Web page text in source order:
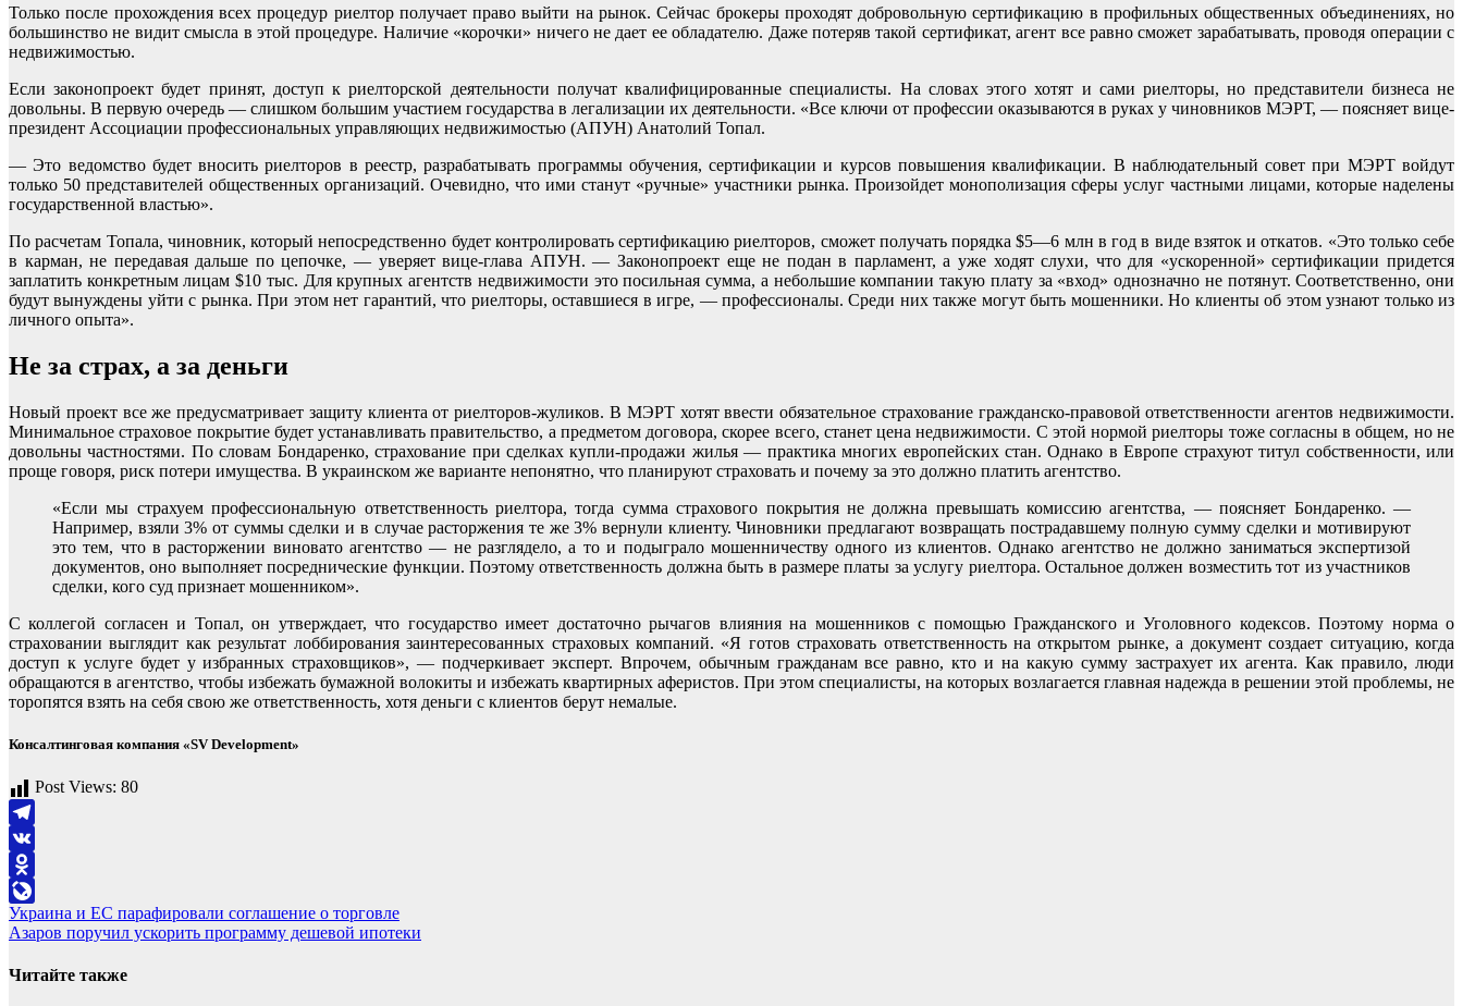
Только после прохождения всех процедур риелтор получает право выйти на рынок. Сейчас брокеры проходят добровольную сертификацию в профильных общественных объединениях, но
большинство не видит смысла в этой процедуре. Наличие «корочки» ничего не дает ее обладателю. Даже потеряв такой сертификат, агент все равно сможет зарабатывать, проводя операции с
недвижимостью.
Если законопроект будет принят, доступ к риелторской деятельности получат квалифицированные специалисты. На словах этого хотят и сами риелторы, но представители бизнеса не
довольны. В первую очередь — слишком большим участием государства в легализации их деятельности. «Все ключи от профессии оказываются в руках у чиновников МЭРТ, — поясняет вице-
президент Ассоциации профессиональных управляющих недвижимостью (АПУН) Анатолий Топал.
— Это ведомство будет вносить риелторов в реестр, разрабатывать программы обучения, сертификации и курсов повышения квалификации. В наблюдательный совет при МЭРТ войдут
только 50 представителей общественных организаций. Очевидно, что ими станут «ручные» участники рынка. Произойдет монополизация сферы услуг частными лицами, которые наделены
государственной властью».
По расчетам Топала, чиновник, который непосредственно будет контролировать сертификацию риелторов, сможет получать порядка $5—6 млн в год в виде взяток и откатов. «Это только себе
в карман, не передавая дальше по цепочке, — уверяет вице-глава АПУН. — Законопроект еще не подан в парламент, а уже ходят слухи, что для «ускоренной» сертификации придется
заплатить конкретным лицам $10 тыс. Для крупных агентств недвижимости это посильная сумма, а небольшие компании такую плату за «вход» однозначно не потянут. Соответственно, они
будут вынуждены уйти с рынка. При этом нет гарантий, что риелторы, оставшиеся в игре, — профессионалы. Среди них также могут быть мошенники. Но клиенты об этом узнают только из
личного опыта».
Не за страх, а за деньги
Новый проект все же предусматривает защиту клиента от риелторов-жуликов. В МЭРТ хотят ввести обязательное страхование гражданско-правовой ответственности агентов недвижимости.
Минимальное страховое покрытие будет устанавливать правительство, а предметом договора, скорее всего, станет цена недвижимости. С этой нормой риелторы тоже согласны в общем, но не
довольны частностями. По словам Бондаренко, страхование при сделках купли-продажи жилья — практика многих европейских стан. Однако в Европе страхуют титул собственности, или
проще говоря, риск потери имущества. В украинском же варианте непонятно, что планируют страховать и почему за это должно платить агентство.
«Если мы страхуем профессиональную ответственность риелтора, тогда сумма страхового покрытия не должна превышать комиссию агентства, — поясняет Бондаренко. —
Например, взяли 3% от суммы сделки и в случае расторжения те же 3% вернули клиенту. Чиновники предлагают возвращать пострадавшему полную сумму сделки и мотивируют
это тем, что в расторжении виновато агентство — не разглядело, а то и подыграло мошенничеству одного из клиентов. Однако агентство не должно заниматься экспертизой
документов, оно выполняет посреднические функции. Поэтому ответственность должна быть в размере платы за услугу риелтора. Остальное должен возместить тот из участников
сделки, кого суд признает мошенником».
С коллегой согласен и Топал, он утверждает, что государство имеет достаточно рычагов влияния на мошенников с помощью Гражданского и Уголовного кодексов. Поэтому норма о
страховании выглядит как результат лоббирования заинтересованных страховых компаний. «Я готов страховать ответственность на открытом рынке, а документ создает ситуацию, когда
доступ к услуге будет у избранных страховщиков», — подчеркивает эксперт. Впрочем, обычным гражданам все равно, кто и на какую сумму застрахует их агента. Как правило, люди
обращаются в агентство, чтобы избежать бумажной волокиты и избежать квартирных аферистов. При этом специалисты, на которых возлагается главная надежда в решении этой проблемы, не
торопятся взять на себя свою же ответственность, хотя деньги с клиентов берут немалые.
Консалтинговая компания «SV Development»
Post Views: 80
Telegram
VK
Odnoklassniki
LiveJournal
Навигация
по
записям
Украина и ЕС парафировали соглашение о торговле
Азаров поручил ускорить программу дешевой ипотеки
Читайте также